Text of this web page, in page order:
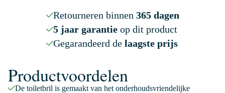
Retourneren binnen 365 dagen
5 jaar garantieop dit product
Gegarandeerd de laagste prijs
Productvoordelen
De toiletbril is gemaakt van het onderhoudsvriendelijke